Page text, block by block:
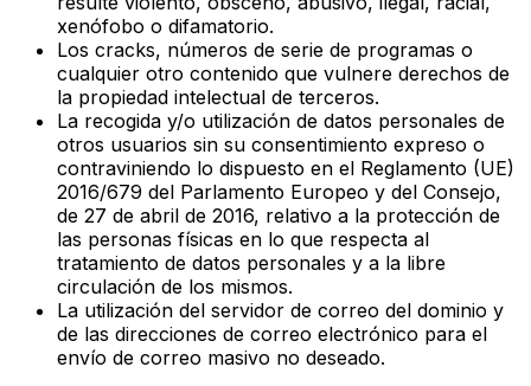
xenófobo o difamatorio.
Los cracks, números de serie de programas o
cualquier otro contenido que vulnere derechos de
la propiedad intelectual de terceros.
La recogida y/o utilización de datos personales de
otros usuarios sin su consentimiento expreso o
contraviniendo lo dispuesto en el Reglamento (UE)
2016/679 del Parlamento Europeo y del Consejo,
de 27 de abril de 2016, relativo a la protección de
las personas físicas en lo que respecta al
tratamiento de datos personales y a la libre
circulación de los mismos.
La utilización del servidor de correo del dominio y
de las direcciones de correo electrónico para el
envío de correo masivo no deseado.